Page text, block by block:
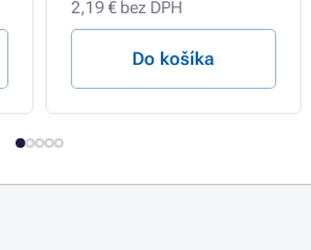
2,19 € bez DPH
Do košíka